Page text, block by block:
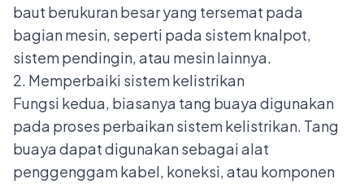
baut berukuran besar yang tersemat pada
bagian mesin, seperti pada sistem knalpot,
sistem pendingin, atau mesin lainnya.
2. Memperbaiki sistem kelistrikan
Fungsi kedua, biasanya tang buaya digunakan
pada proses perbaikan sistem kelistrikan. Tang
buaya dapat digunakan sebagai alat
penggenggam kabel, koneksi, atau komponen